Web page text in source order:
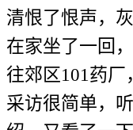
清恨了恨声，
在家坐了一回
往郊区101药厂
采访很简单，